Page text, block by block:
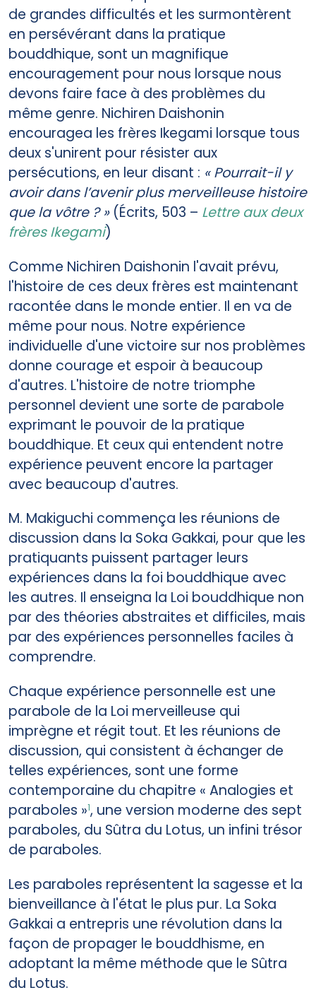
de grandes difficultés et les surmontèrent
en persévérant dans la pratique
bouddhique, sont un magnifique
encouragement pour nous lorsque nous
devons faire face à des problèmes du
même genre. Nichiren Daishonin
encouragea les frères Ikegami lorsque tous
deux s'unirent pour résister aux
persécutions, en leur disant : « Pourrait-il y
avoir dans l’avenir plus merveilleuse histoire
que la vôtre ? »(Écrits, 503 – Lettre aux deux
frères Ikegami)
Comme Nichiren Daishonin l'avait prévu,
l'histoire de ces deux frères est maintenant
racontée dans le monde entier. Il en va de
même pour nous. Notre expérience
individuelle d'une victoire sur nos problèmes
donne courage et espoir à beaucoup
d'autres. L'histoire de notre triomphe
personnel devient une sorte de parabole
exprimant le pouvoir de la pratique
bouddhique. Et ceux qui entendent notre
expérience peuvent encore la partager
avec beaucoup d'autres.
M. Makiguchi commença les réunions de
discussion dans la Soka Gakkai, pour que les
pratiquants puissent partager leurs
expériences dans la foi bouddhique avec
les autres. Il enseigna la Loi bouddhique non
par des théories abstraites et difficiles, mais
par des expériences personnelles faciles à
comprendre.
Chaque expérience personnelle est une
parabole de la Loi merveilleuse qui
imprègne et régit tout. Et les réunions de
discussion, qui consistent à échanger de
telles expériences, sont une forme
contemporaine du chapitre « Analogies et
paraboles »1, une version moderne des sept
paraboles, du Sûtra du Lotus, un infini trésor
de paraboles.
Les paraboles représentent la sagesse et la
bienveillance à l'état le plus pur. La Soka
Gakkai a entrepris une révolution dans la
façon de propager le bouddhisme, en
adoptant la même méthode que le Sûtra
du Lotus.